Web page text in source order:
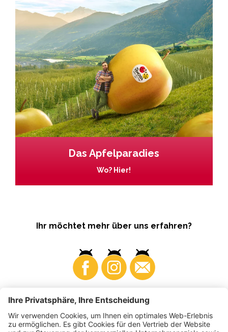
Das Apfelparadies
Wo? Hier!
Ihr möchtet mehr über uns erfahren?
Business Produzenten